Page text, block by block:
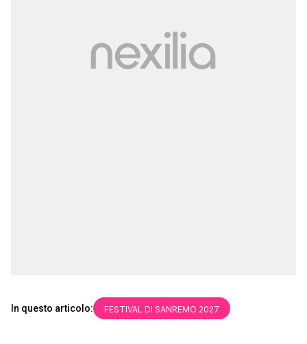
In questo articolo: FESTIVAL DI SANREMO 2027